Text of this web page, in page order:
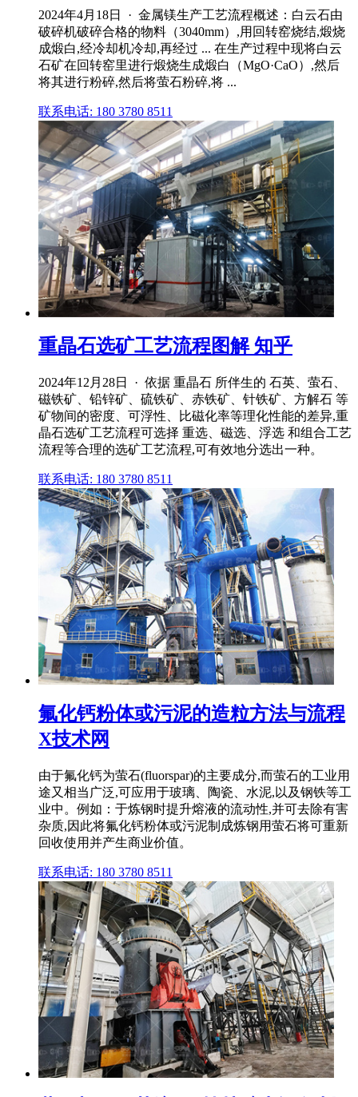
2024年4月18日 · 金属镁生产工艺流程概述：白云石由
破碎机破碎合格的物料（3040mm）,用回转窑烧结,煅烧
成煅白,经冷却机冷却,再经过 ... 在生产过程中现将白云
石矿在回转窑里进行煅烧生成煅白（MgO·CaO）,然后
将其进行粉碎,然后将萤石粉碎,将 ...
联系电话: 180 3780 8511
重晶石选矿工艺流程图解 知乎
2024年12月28日 · 依据 重晶石 所伴生的 石英、萤石、
磁铁矿、铅锌矿、硫铁矿、赤铁矿、针铁矿、方解石 等
矿物间的密度、可浮性、比磁化率等理化性能的差异,重
晶石选矿工艺流程可选择 重选、磁选、浮选 和组合工艺
流程等合理的选矿工艺流程,可有效地分选出一种。
联系电话: 180 3780 8511
氟化钙粉体或污泥的造粒方法与流程
X技术网
由于氟化钙为萤石(fluorspar)的主要成分,而萤石的工业用
途又相当广泛,可应用于玻璃、陶瓷、水泥,以及钢铁等工
业中。例如：于炼钢时提升熔液的流动性,并可去除有害
杂质,因此将氟化钙粉体或污泥制成炼钢用萤石将可重新
回收使用并产生商业价值。
联系电话: 180 3780 8511